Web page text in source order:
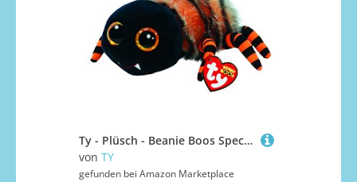
Ty - Plüsch - Beanie Boos Special Halloween - Spinne - Ingrum - Schwarz und Orange - Spinnen mit orangefarbenen Glitzeraugen - Die Puppe mit großen Glitzeraugen - 15 cm - 36495
von TY
gefunden bei Amazon Marketplace